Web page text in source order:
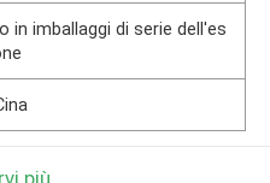
in imballaggi di serie dell'es
più